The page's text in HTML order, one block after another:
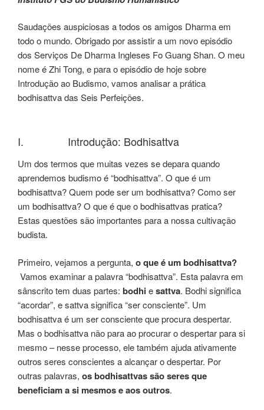
Saudações auspiciosas a todos os amigos Dharma em
todo o mundo. Obrigado por assistir a um novo episódio
dos Serviços De Dharma Ingleses Fo Guang Shan. O meu
nome é Zhi Tong, e para o episódio de hoje sobre
Introdução ao Budismo, vamos analisar a prática
bodhisattva das Seis Perfeições.
I. Introdução: Bodhisattva
Um dos termos que muitas vezes se depara quando
aprendemos budismo é “bodhisattva”. O que é um
bodhisattva? Quem pode ser um bodhisattva? Como ser
um bodhisattva? O que é que o bodhisattvas pratica?
Estas questões são importantes para a nossa cultivação
budista.
Primeiro, vejamos a pergunta, o que é um bodhisattva?
Vamos examinar a palavra “bodhisattva”. Esta palavra em
sânscrito tem duas partes: bodhiesattva. Bodhi significa
“acordar”, e sattva significa “ser consciente”. Um
bodhisattva é um ser consciente que procura despertar.
Mas o bodhisattva não para ao procurar o despertar para si
mesmo – nesse processo, ele também ajuda ativamente
outros seres conscientes a alcançar o despertar. Por
outras palavras, os bodhisattvas são seres que
beneficiam a si mesmos e aos outros.